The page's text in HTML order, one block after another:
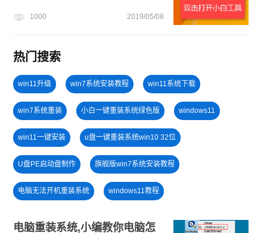
1000 2019/05/08
热门搜索
win11升级 win7系统安装教程 win11系统下载
win7系统重装 小白一键重装系统绿色版 windows11
win11一键安装 u盘一键重装系统win10 32位
U盘PE启动盘制作 旗舰版win7系统安装教程
电脑无法开机重装系统 windows11教程
电脑重装系统,小编教你电脑怎